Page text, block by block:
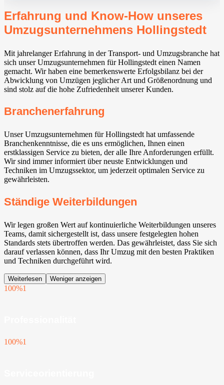
Erfahrung und Know-How unseres
Umzugsunternehmens Hollingstedt
Mit jahrelanger Erfahrung in der Transport- und Umzugsbranche hat
sich unser Umzugsunternehmen für Hollingstedt einen Namen
gemacht. Wir haben eine bemerkenswerte Erfolgsbilanz bei der
Abwicklung von Umzügen jeglicher Art und Größenordnung und
sind stolz auf die hohe Zufriedenheit unserer Kunden.
Branchenerfahrung
Unser Umzugsunternehmen für Hollingstedt hat umfassende
Branchenkenntnisse, die es uns ermöglichen, Ihnen einen
erstklassigen Service zu bieten, der alle Ihre Anforderungen erfüllt.
Wir sind immer informiert über neuste Entwicklungen und
Techniken im Umzugssektor, um jederzeit optimalen Service zu
gewährleisten.
Ständige Weiterbildungen
Wir legen großen Wert auf kontinuierliche Weiterbildungen unseres
Teams, damit sichergestellt ist, dass unsere festgelegten hohen
Standards stets übertroffen werden. Das gewährleistet, dass Sie sich
darauf verlassen können, dass Ihr Umzug mit den besten Praktiken
und Techniken durchgeführt wird.
Weiterlesen Weniger anzeigen
100%1
100%1